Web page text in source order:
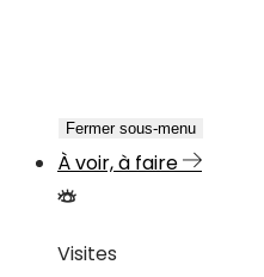
Fermer sous-menu
À voir, à faire
Visites